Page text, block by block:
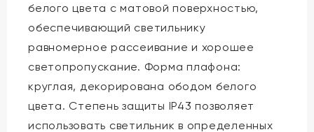
белого цвета с матовой поверхностью,
обеспечивающий светильнику
равномерное рассеивание и хорошее
светопропускание. Форма плафона:
круглая, декорирована ободом белого
цвета. Степень защиты IP43 позволяет
использовать светильник в определенных